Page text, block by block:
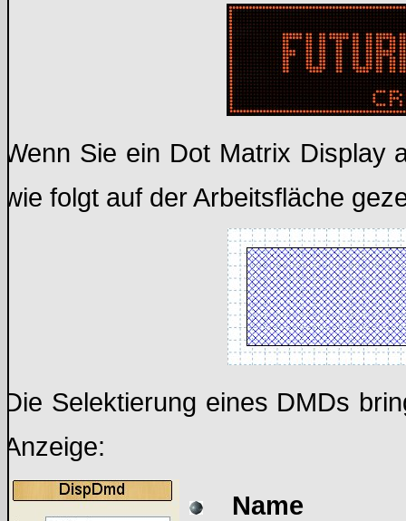
Wenn Sie ein Dot Matrix Display
wie folgt auf der Arbeitsfläche
Die Selektierung eines DMDs
Anzeige:
Name